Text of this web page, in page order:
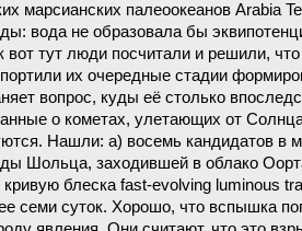
марсианских палеоокеанов Arabia
вода не образовала бы
тут люди посчитали и решили,
их очередные стадии
вопрос, куды её столько
о кометах, улетающих от
Нашли: а) восемь кандидатов
Шольца, заходившей в облако
блеска fast-evolving luminous
семи суток. Хорошо, что вспышка